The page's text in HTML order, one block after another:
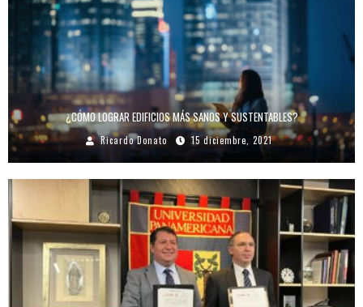
¿CÓMO LOGRAR EDIFICIOS MÁS SANOS Y SUSTENTABLES?
Ricardo Donato 15 diciembre, 2021